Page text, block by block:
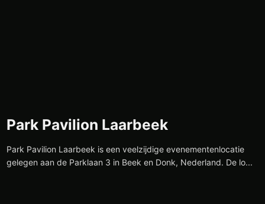
Park Pavilion Laarbeek
Park Pavilion Laarbeek is een veelzijdige evenementenlocatie
gelegen aan de Parklaan 3 in Beek en Donk, Nederland. De lo...